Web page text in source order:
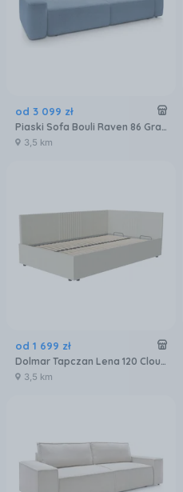
od 3 099 zł
Piaski Sofa Bouli Raven 86 Granatowa
3,5 km
od 1 699 zł
Dolmar Tapczan Lena 120 Cloud 03 Beżowe
3,5 km